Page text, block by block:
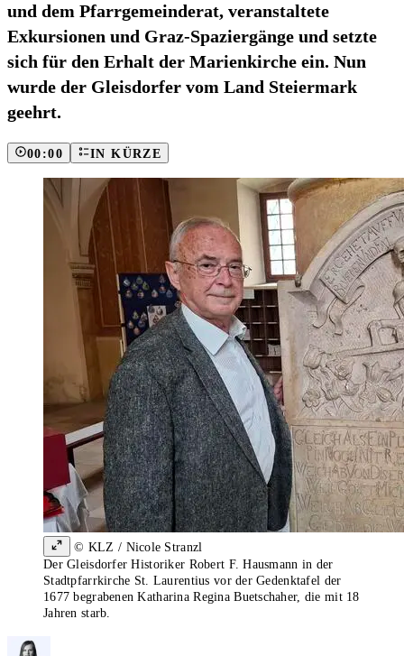
und dem Pfarrgemeinderat, veranstaltete
Exkursionen und Graz-Spaziergänge und setzte
sich für den Erhalt der Marienkirche ein. Nun
wurde der Gleisdorfer vom Land Steiermark
geehrt.
00:00 IN KÜRZE
© KLZ / Nicole Stranzl
Der Gleisdorfer Historiker Robert F. Hausmann in der
Stadtpfarrkirche St. Laurentius vor der Gedenktafel der
1677 begrabenen Katharina Regina Buetschaher, die mit 18
Jahren starb.